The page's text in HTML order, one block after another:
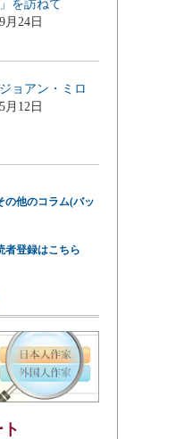
を訪ねて
月24日
ョアン・ミロ
月12日
の他のコラム(バッ
者登録はこちら